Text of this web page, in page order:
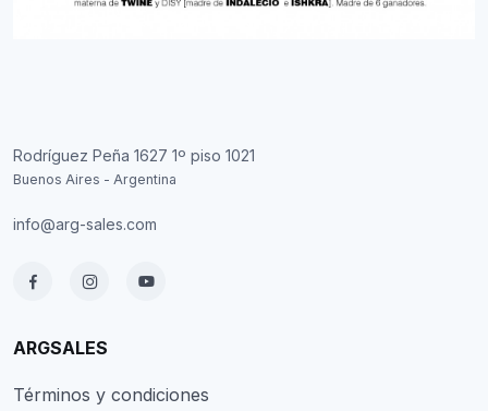
Rodríguez Peña 1627 1º piso 1021
Buenos Aires - Argentina
info@arg-sales.com
ARGSALES
Términos y condiciones